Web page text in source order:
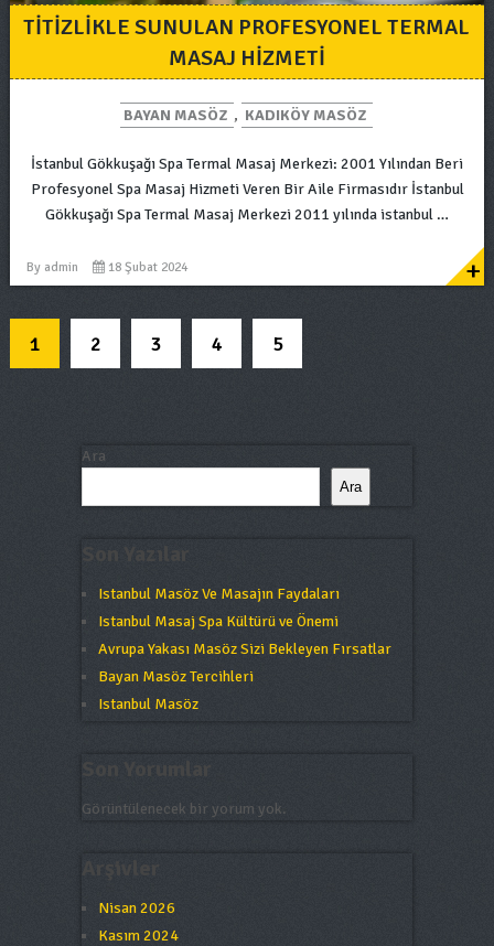
TITIZLIKLE SUNULAN PROFESYONEL TERMAL
MASAJ HIZMETI
BAYAN MASÖZ , KADIKÖY MASÖZ
İstanbul Gökkuşağı Spa Termal Masaj Merkezi: 2001 Yılından Beri
Profesyonel Spa Masaj Hizmeti Veren Bir Aile Firmasıdır İstanbul
Gökkuşağı Spa Termal Masaj Merkezi 2011 yılında istanbul …
By admin 18 Şubat 2024 +
1 2 3 4 5
Ara
Ara
Istanbul Masöz Ve Masajın Faydaları
Istanbul Masaj Spa Kültürü ve Önemi
Avrupa Yakası Masöz Sizi Bekleyen Fırsatlar
Bayan Masöz Tercihleri
Istanbul Masöz
Görüntülenecek bir yorum yok.
Nisan 2026
Kasım 2024